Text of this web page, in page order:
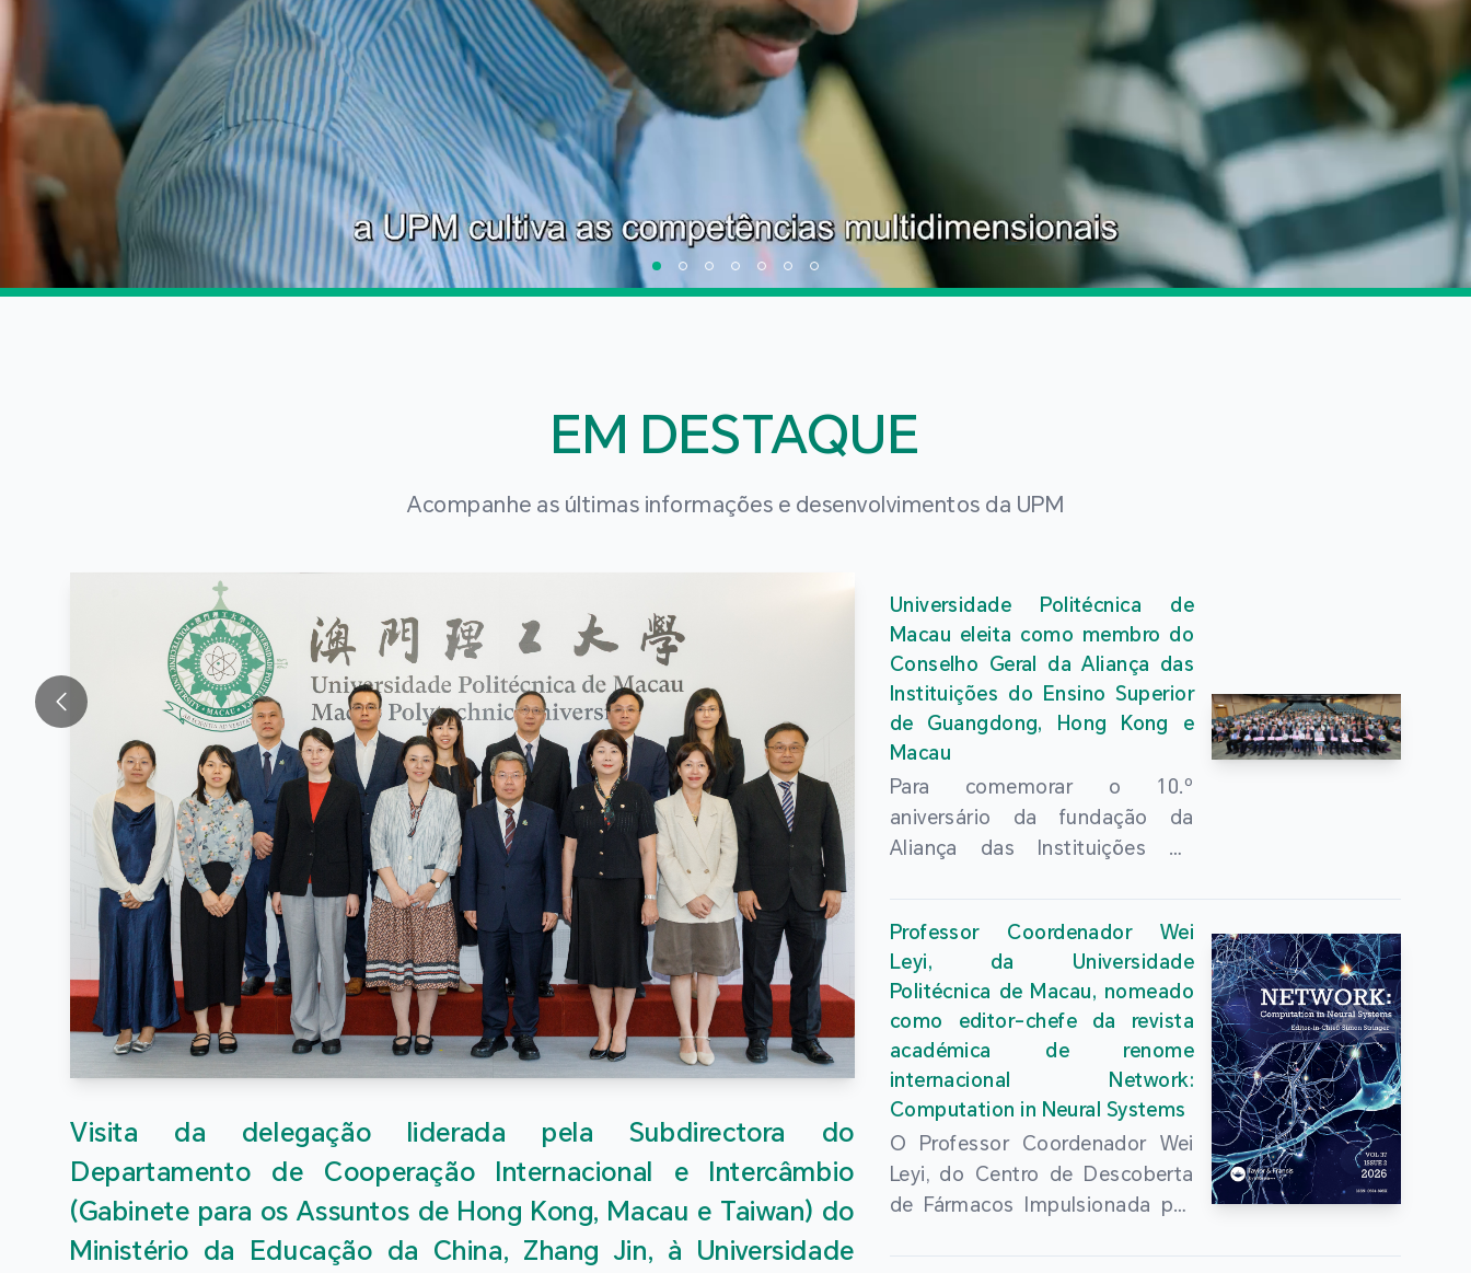
EM DESTAQUE
Acompanhe as últimas informações e desenvolvimentos da UPM
Visita da delegação liderada pela Subdirectora do
Departamento de Cooperação Internacional e Intercâmbio
(Gabinete para os Assuntos de Hong Kong, Macau e Taiwan) do
Ministério da Educação da China, Zhang Jin, à Universidade
Universidade Politécnica de
Macau eleita como membro do
Conselho Geral da Aliança das
Instituições do Ensino Superior
de Guangdong, Hong Kong e
Macau
Para comemorar o 10.º
aniversário da fundação da
Aliança das Instituições do
aprofundar ainda mais a
inovação conjunta do ensino
superior das três regiões,
realizou-se com sucesso, no dia
24 de Julho, na Universidade
Chinesa de Hong Kong, a
“Conferência Anual 2026 da
Aliança das Instituições do
Ensino Superior de Guangdong,
Hong Kong e Macau e Fórum
Professor Coordenador Wei
Leyi, da Universidade
Politécnica de Macau, nomeado
como editor-chefe da revista
académica de renome
internacional Network:
Computation in Neural Systems
O Professor Coordenador Wei
Leyi, do Centro de Descoberta
de Fármacos Impulsionada por